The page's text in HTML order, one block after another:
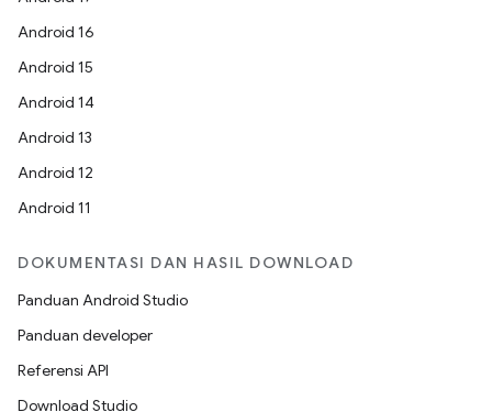
Android 16
Android 15
Android 14
Android 13
Android 12
Android 11
DOKUMENTASI DAN HASIL DOWNLOAD
Panduan Android Studio
Panduan developer
Referensi API
Download Studio